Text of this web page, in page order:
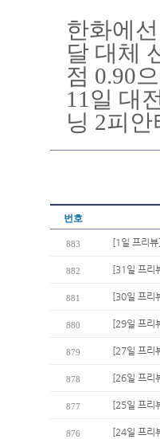
한화에
달 대체
점 0.90
11일 대
닝 2피
번호
883 [1일 프리
882 [31일 프리
881 [30일 프리
880 [29일 프리
879 [27일 프리
878 [26일 프리
877 [25일 프리
876 [24일 프리